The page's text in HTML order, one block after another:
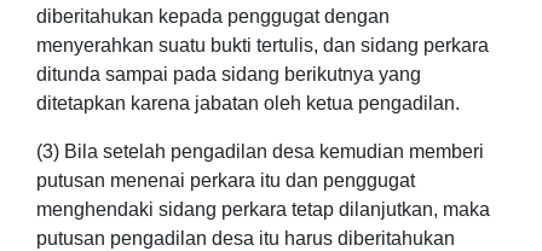
diberitahukan kepada penggugat dengan
menyerahkan suatu bukti tertulis, dan sidang perkara
ditunda sampai pada sidang berikutnya yang
ditetapkan karena jabatan oleh ketua pengadilan.
(3) Bila setelah pengadilan desa kemudian memberi
putusan menenai perkara itu dan penggugat
menghendaki sidang perkara tetap dilanjutkan, maka
putusan pengadilan desa itu harus diberitahukan